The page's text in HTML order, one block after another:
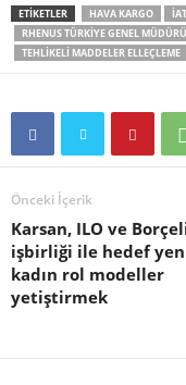
ETIKETLER HAVA KARGO
RHENUS TÜRKIYE GENEL
TEHLIKELI MADDELER ELLEÇLEME
Önceki İçerik
Karsan, ILO ve
işbirliği ile hedef
kadın rol modeller
yetiştirmek